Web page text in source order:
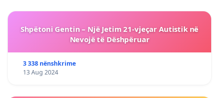
Shpëtoni Gentin – Një Jetim 21-vjeçar Autistik në
Nevojë të Dëshpëruar
3 338 nënshkrime
13 Aug 2024